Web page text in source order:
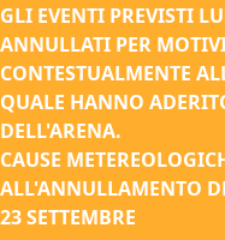
GLI EVENTI PREVISTI
ANNULLATI PER
CONTESTUALMENTE
QUALE HANNO
DELL'ARENA.
CAUSE
ALL'ANNULLAMENTO
23 SETTEMBRE